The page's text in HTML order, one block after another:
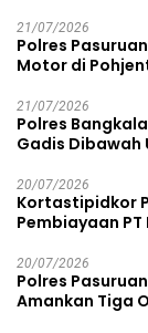
21/07/2026
Polres
Motor di
21/07/2026
Polres
Gadis Dibawah
20/07/2026
Kortastipidkor
Pembiayaan PT
20/07/2026
Polres
Amankan Tiga